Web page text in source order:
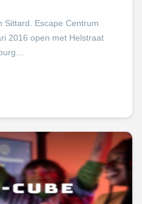
Sittard. Escape Centrum
2016 open met Helstraat